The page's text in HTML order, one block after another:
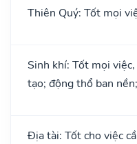
Thiên Quý: Tốt mọi
Sinh khí: Tốt mọi
tạo; động thổ ban
Địa tài: Tốt cho việc